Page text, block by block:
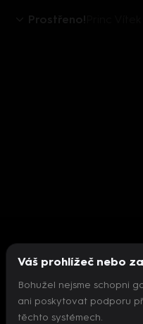
Prostřeno!
Nepodařilo se
Váš prohlížeč nebo
Bohužel nejsme schopni
ani poskytovat podporu
těchto systémech.